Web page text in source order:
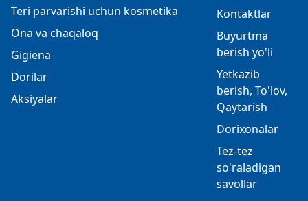
Teri parvarishi uchun kosmetika
Ona va chaqaloq
Gigiena
Dorilar
Aksiyalar
Kontaktlar
Buyurtma
berish yo'li
Yetkazib
berish, To'lov,
Qaytarish
Dorixonalar
Tez-tez
so'raladigan
savollar